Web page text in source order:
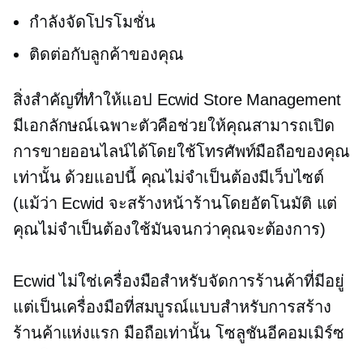
กำลังจัดโปรโมชั่น
ติดต่อกับลูกค้าของคุณ
สิ่งสำคัญที่ทำให้แอป Ecwid Store Management
มีเอกลักษณ์เฉพาะตัวคือช่วยให้คุณสามารถเปิด
การขายออนไลน์ได้โดยใช้โทรศัพท์มือถือของคุณ
เท่านั้น ด้วยแอปนี้ คุณไม่จำเป็นต้องมีเว็บไซต์
(แม้ว่า Ecwid จะสร้างหน้าร้านโดยอัตโนมัติ แต่
คุณไม่จำเป็นต้องใช้มันจนกว่าคุณจะต้องการ)
Ecwid ไม่ใช่เครื่องมือสำหรับจัดการร้านค้าที่มีอยู่
แต่เป็นเครื่องมือที่สมบูรณ์แบบสำหรับการสร้าง
ร้านค้าแห่งแรก มือถือเท่านั้นโซลูชันอีคอมเมิร์ซ